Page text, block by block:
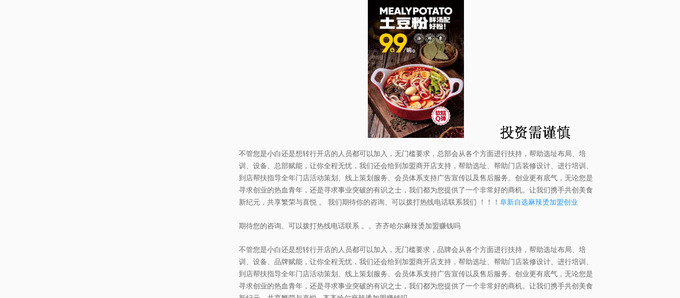
不管您是小白还是想转行开店的人员都可以加入，无门槛要求，总部会从各个方面进行扶持，帮助选址布局、培
训、设备、总部赋能，让你全程无忧，我们还会给到加盟商开店支持，帮助选址、帮助门店装修设计、进行培训、
到店帮扶指导全年门店活动策划、线上策划服务、会员体系支持广告宣传以及售后服务。创业更有底气，无论您是
寻求创业的热血青年，还是寻求事业突破的有识之士，我们都为您提供了一个非常好的商机。让我们携手共创美食
新纪元，共享繁荣与喜悦 。 我们期待你的咨询、可以拨打热线电话联系我们 ！！！ 阜新自选麻辣烫加盟创业
期待您的咨询、可以拨打热线电话联系 。。齐齐哈尔麻辣烫加盟赚钱吗
不管您是小白还是想转行开店的人员都可以加入，无门槛要求，品牌会从各个方面进行扶持，帮助选址布局、培
训、设备、品牌赋能，让你全程无忧，我们还会给到加盟商开店支持，帮助选址、帮助门店装修设计、进行培训、
到店帮扶指导全年门店活动策划、线上策划服务、会员体系支持广告宣传以及售后服务。创业更有底气，无论您是
寻求创业的热血青年，还是寻求事业突破的有识之士，我们都为您提供了一个非常好的商机。让我们携手共创美食